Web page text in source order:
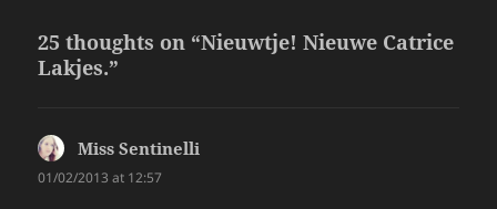
25 thoughts on “Nieuwtje! Nieuwe Catrice
Lakjes.”
Miss Sentinelli
01/02/2013 at 12:57